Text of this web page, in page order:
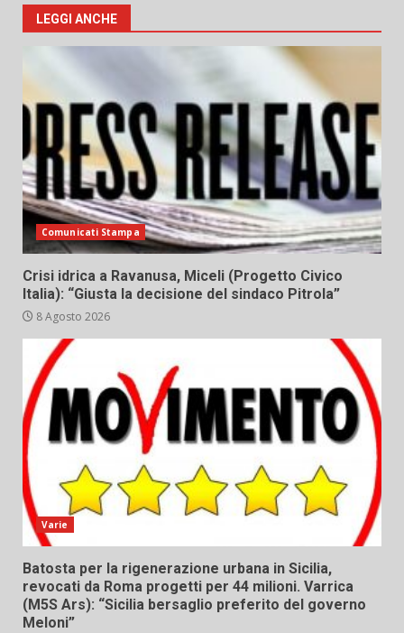
LEGGI ANCHE
Comunicati Stampa
Crisi idrica a Ravanusa, Miceli (Progetto Civico
Italia): “Giusta la decisione del sindaco Pitrola”
8 Agosto 2026
Varie
Batosta per la rigenerazione urbana in Sicilia,
revocati da Roma progetti per 44 milioni. Varrica
(M5S Ars): “Sicilia bersaglio preferito del governo
Meloni”